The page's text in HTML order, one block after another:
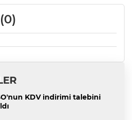
0)
KDV indirimi talebini